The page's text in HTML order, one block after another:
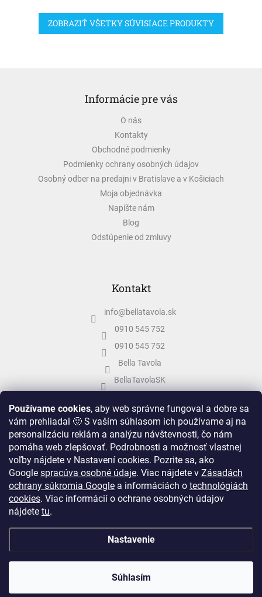
Používame cookies, aby web správne fungoval a dobre sa
vám prehliadal 🙂 S vaším súhlasom ich používame aj na
personalizáciu reklám a analýzu návštevnosti, čo nám
pomáha web zlepšovať. Podrobnosti a možnosť vlastnej
voľby nájdete v Nastavení cookies. Pozrite sa, ako
Google spracúva osobné údaje. Viac nájdete v Zásadách
ochrany súkromia Google a informáciách o technológiách
cookies. Viac informácií o ochrane osobných údajov
nájdete tu.
Nastavenie
Súhlasím
ZOBRAZIŤ VŠETKY SÚVISIACE PRODUKTY
Informácie pre vás
O nás
Kontakty
Obchodné podmienky
Podmienky ochrany osobných údajov
Osobný odber na predajni v Bratislave a v Košiciach
Moja objednávka
Napíšte nám
Blog
Odstúpenie od zmluvy
Kontakt
info@bellatavola.sk
0910 545 752
0910 545 752
Bella Tavola
BellaTavolaSK
Vytvoril Shoptet &
cookies